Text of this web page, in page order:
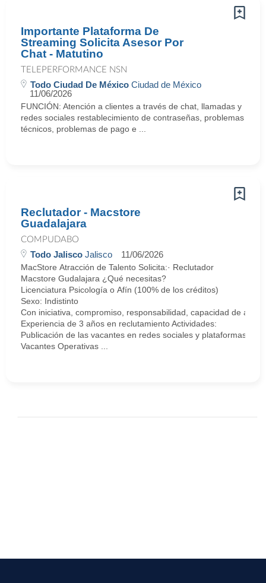
Importante Plataforma De
Streaming Solicita Asesor Por
Chat - Matutino
TELEPERFORMANCE NSN
Todo Ciudad De México Ciudad de México
11/06/2026
FUNCIÓN: Atención a clientes a través de chat, llamadas y
redes sociales restablecimiento de contraseñas, problemas
técnicos, problemas de pago e ...
Reclutador - Macstore
Guadalajara
COMPUDABO
Todo Jalisco Jalisco 11/06/2026
MacStore Atracción de Talento Solicita:· Reclutador
Macstore Gudalajara ¿Qué necesitas?
Licenciatura Psicología o Afín (100% de los créditos)
Sexo: Indistinto
Con iniciativa, compromiso, responsabilidad, capacidad de
Experiencia de 3 años en reclutamiento Actividades:
Publicación de las vacantes en redes sociales y plataformas
Vacantes Operativas ...